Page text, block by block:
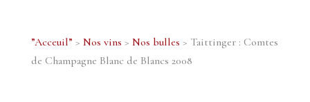
”Acceuil” > Nos vins > Nos bulles > Taittinger : Comtes
de Champagne Blanc de Blancs 2008